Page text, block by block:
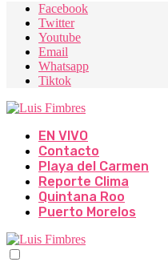
Facebook
Twitter
Youtube
Email
Whatsapp
Tiktok
EN VIVO
Contacto
Playa del Carmen
Reporte Clima
Quintana Roo
Puerto Morelos